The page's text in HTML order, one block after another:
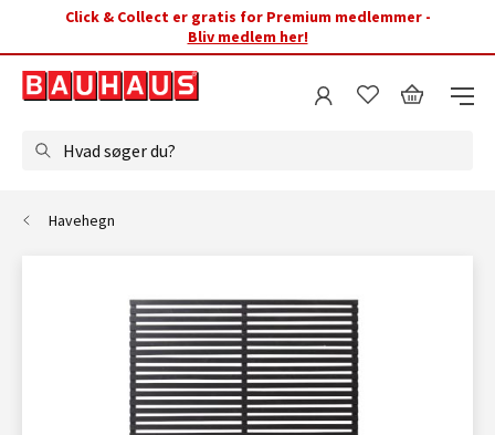
Click & Collect er gratis for Premium medlemmer -
Bliv medlem her!
Hvad søger du?
Havehegn